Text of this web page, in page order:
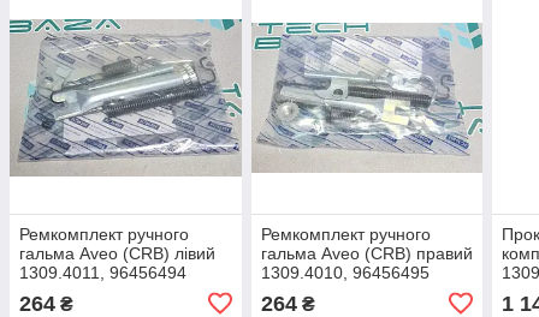
Ремкомплект ручного
гальма Aveo (CRB) лівий
1309.4011, 96456494
264 ₴
Ремкомплект ручного
гальма Aveo (CRB) правий
1309.4010, 96456495
264₴ 1